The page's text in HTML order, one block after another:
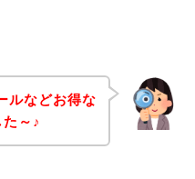
ルなどお得な
～♪